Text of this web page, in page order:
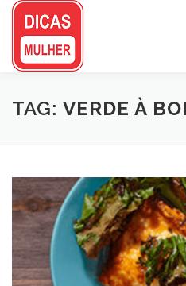
Pular
conteúdo
TAG: VERDE À